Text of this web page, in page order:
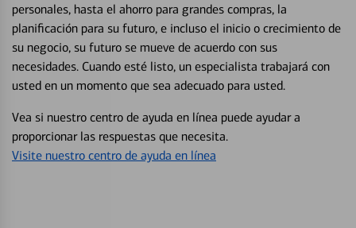
personales, hasta el ahorro para grandes compras, la
planificación para su futuro, e incluso el inicio o crecimiento de
su negocio, su futuro se mueve de acuerdo con sus
necesidades. Cuando esté listo, un especialista trabajará con
usted en un momento que sea adecuado para usted.
Vea si nuestro centro de ayuda en línea puede ayudar a
proporcionar las respuestas que necesita.
Visite nuestro centro de ayuda en línea